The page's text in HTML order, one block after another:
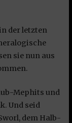
der letzten
sie nun aus
Mephits und
Und seid
dem Halb-